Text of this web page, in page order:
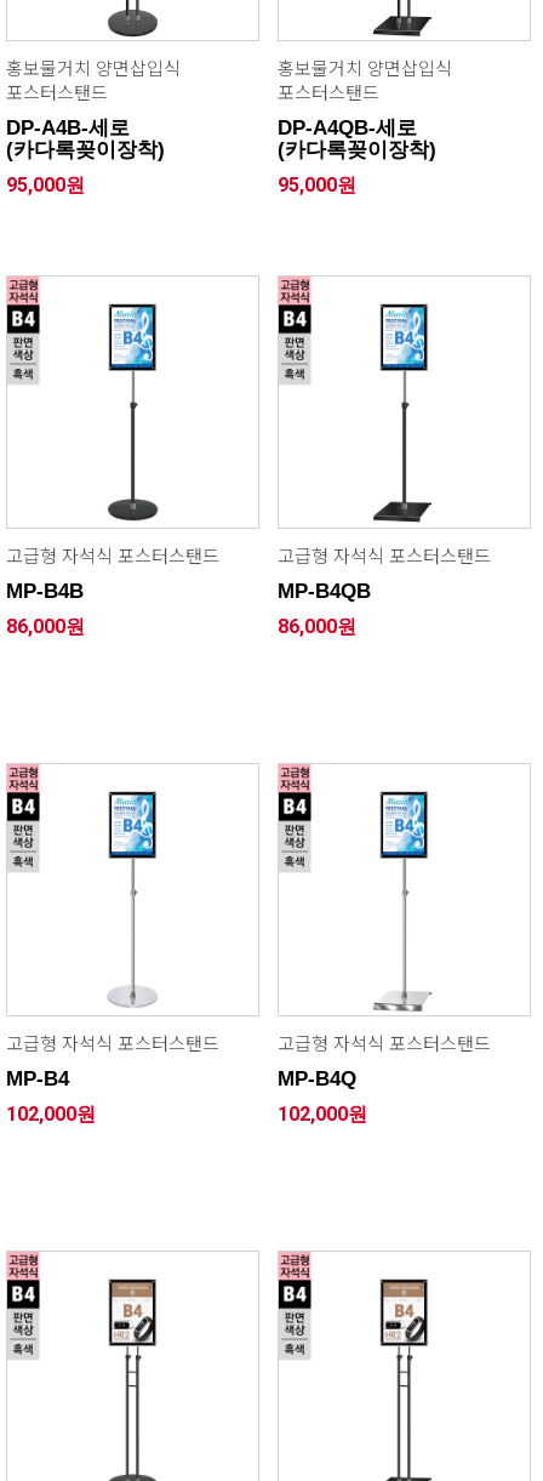
홍보물거치 양면삽입식
포스터스탠드
DP-A4B-세로
(카다록꽂이장착)
95,000원
홍보물거치 양면삽입식
포스터스탠드
DP-A4QB-세로
(카다록꽂이장착)
95,000원
고급형 자석식 포스터스탠드
MP-B4B
86,000원
고급형 자석식 포스터스탠드
MP-B4QB
86,000원
고급형 자석식 포스터스탠드
MP-B4
102,000원
고급형 자석식 포스터스탠드
MP-B4Q
102,000원